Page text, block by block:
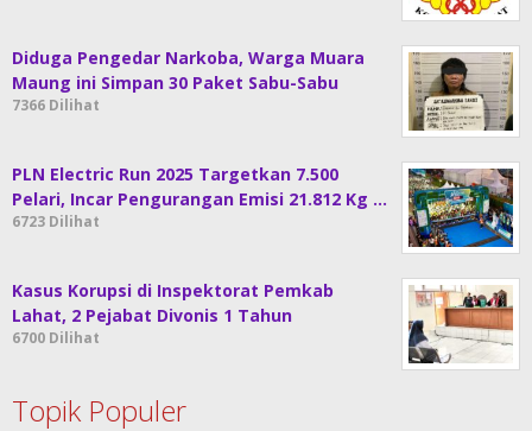
Diduga Pengedar Narkoba, Warga Muara
Maung ini Simpan 30 Paket Sabu-Sabu
7366 Dilihat
PLN Electric Run 2025 Targetkan 7.500
Pelari, Incar Pengurangan Emisi 21.812 Kg …
6723 Dilihat
Kasus Korupsi di Inspektorat Pemkab
Lahat, 2 Pejabat Divonis 1 Tahun
6700 Dilihat
Topik Populer